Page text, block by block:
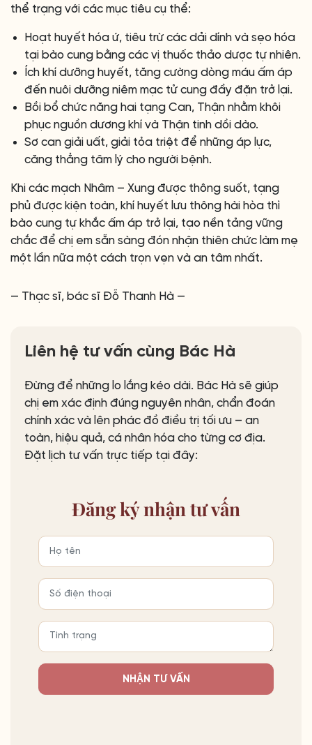
thể trạng với các mục tiêu cụ thể:
Hoạt huyết hóa ứ, tiêu trừ các dải dính và sẹo hóa
tại bào cung bằng các vị thuốc thảo dược tự nhiên.
Ích khí dưỡng huyết, tăng cường dòng máu ấm áp
đến nuôi dưỡng niêm mạc tử cung đầy đặn trở lại.
Bồi bổ chức năng hai tạng Can, Thận nhằm khôi
phục nguồn dương khí và Thận tinh dồi dào.
Sơ can giải uất, giải tỏa triệt để những áp lực,
căng thẳng tâm lý cho người bệnh.
Khi các mạch Nhâm – Xung được thông suốt, tạng
phủ được kiện toàn, khí huyết lưu thông hài hòa thì
bào cung tự khắc ấm áp trở lại, tạo nền tảng vững
chắc để chị em sẵn sàng đón nhận thiên chức làm mẹ
một lần nữa một cách trọn vẹn và an tâm nhất.
— Thạc sĩ, bác sĩ Đỗ Thanh Hà —
Liên hệ tư vấn cùng Bác Hà
Đừng để những lo lắng kéo dài. Bác Hà sẽ giúp
chị em xác định đúng nguyên nhân, chẩn đoán
chính xác và lên phác đồ điều trị tối ưu – an
toàn, hiệu quả, cá nhân hóa cho từng cơ địa.
Đặt lịch tư vấn trực tiếp tại đây:
Đăng kýnhận tư vấn
NHẬN TƯ VẤN